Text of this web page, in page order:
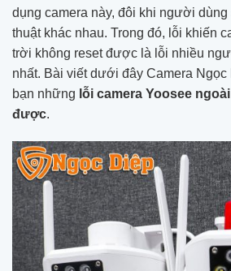
dụng camera này, đôi khi người
thuật khác nhau. Trong đó, lỗi khiến
trời không reset được là lỗi nhiều
nhất. Bài viết dưới đây Camera
bạn những lỗi camera Yoosee
được.